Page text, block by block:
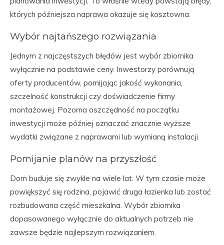
których późniejsza naprawa okazuje się kosztowna.
Wybór najtańszego rozwiązania
Jednym z najczęstszych błędów jest wybór zbiornika
wyłącznie na podstawie ceny. Inwestorzy porównują
oferty producentów, pomijając jakość wykonania,
szczelność konstrukcji czy doświadczenie firmy
montażowej. Pozorna oszczędność na początku
inwestycji może później oznaczać znacznie wyższe
wydatki związane z naprawami lub wymianą instalacji.
Pomijanie planów na przyszłość
Dom buduje się zwykle na wiele lat. W tym czasie może
powiększyć się rodzina, pojawić druga łazienka lub zostać
rozbudowana część mieszkalna. Wybór zbiornika
dopasowanego wyłącznie do aktualnych potrzeb nie
zawsze będzie najlepszym rozwiązaniem.